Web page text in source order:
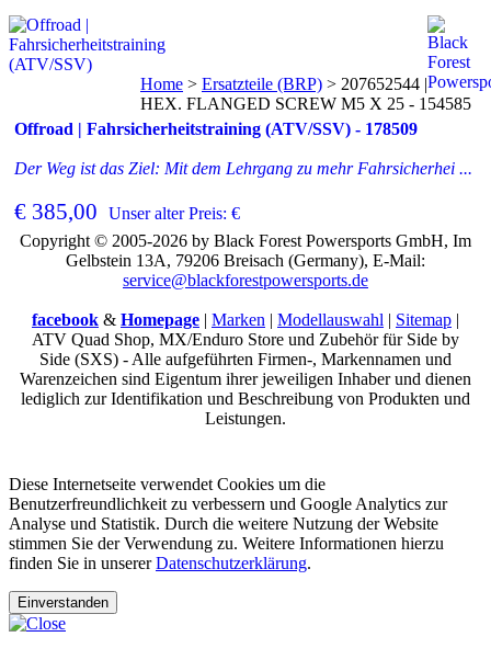
Offroad | Fahrsicherheitstraining (ATV/SSV) - 178509
Der Weg ist das Ziel: Mit dem Lehrgang zu mehr Fahrsicherhei ...
€ 385,00 Unser alter Preis: €
Home > Ersatzteile (BRP) > 207652544 |
HEX. FLANGED SCREW M5 X 25 - 154585
Copyright © 2005-2026 by Black Forest Powersports GmbH, Im
Gelbstein 13A, 79206 Breisach (Germany), E-Mail:
service@blackforestpowersports.de
facebook & Homepage | Marken | Modellauswahl | Sitemap |
ATV Quad Shop, MX/Enduro Store und Zubehör für Side by
Side (SXS) - Alle aufgeführten Firmen-, Markennamen und
Warenzeichen sind Eigentum ihrer jeweiligen Inhaber und dienen
lediglich zur Identifikation und Beschreibung von Produkten und
Leistungen.
Diese Internetseite verwendet Cookies um die
Benutzerfreundlichkeit zu verbessern und Google Analytics zur
Analyse und Statistik. Durch die weitere Nutzung der Website
stimmen Sie der Verwendung zu. Weitere Informationen hierzu
finden Sie in unsererDatenschutzerklärung.
Einverstanden